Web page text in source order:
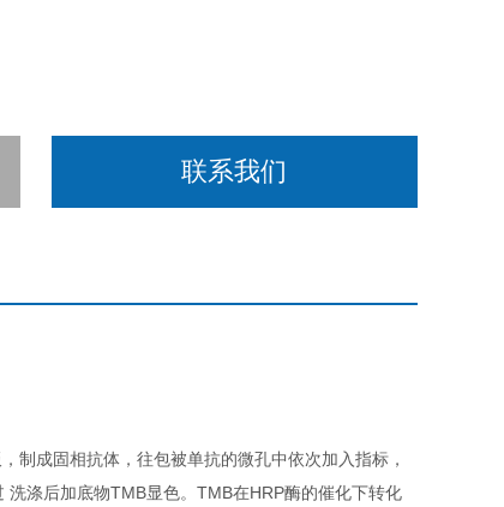
联系我们
制成固相抗体，往包被单抗的微孔中依次加入指标，
涤后加底物TMB显色。TMB在HRP酶的催化下转化